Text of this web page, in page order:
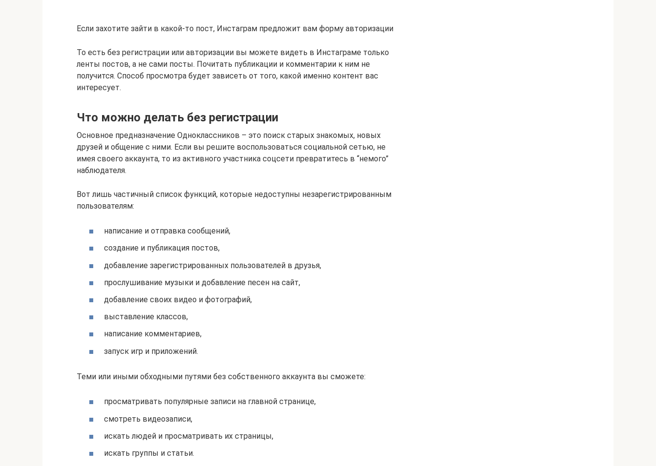
Если захотите зайти в какой-то пост, Инстаграм предложит вам форму авторизации
То есть без регистрации или авторизации вы можете видеть в Инстаграме только
ленты постов, а не сами посты. Почитать публикации и комментарии к ним не
получится. Способ просмотра будет зависеть от того, какой именно контент вас
интересует.
Что можно делать без регистрации
Основное предназначение Одноклассников – это поиск старых знакомых, новых
друзей и общение с ними. Если вы решите воспользоваться социальной сетью, не
имея своего аккаунта, то из активного участника соцсети превратитесь в “немого”
наблюдателя.
Вот лишь частичный список функций, которые недоступны незарегистрированным
пользователям:
написание и отправка сообщений,
создание и публикация постов,
добавление зарегистрированных пользователей в друзья,
прослушивание музыки и добавление песен на сайт,
добавление своих видео и фотографий,
выставление классов,
написание комментариев,
запуск игр и приложений.
Теми или иными обходными путями без собственного аккаунта вы сможете:
просматривать популярные записи на главной странице,
смотреть видеозаписи,
искать людей и просматривать их страницы,
искать группы и статьи.